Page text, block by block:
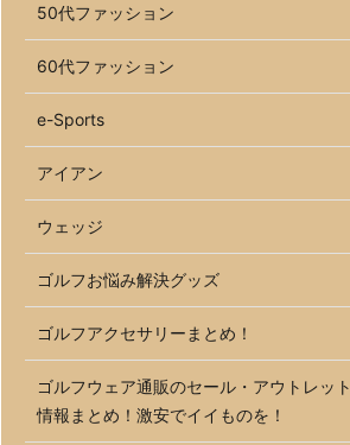
50代ファッション
60代ファッション
e-Sports
アイアン
ウェッジ
ゴルフお悩み解決グッズ
ゴルフアクセサリーまとめ！
ゴルフウェア通販のセール・アウトレット
情報まとめ！激安でイイものを！